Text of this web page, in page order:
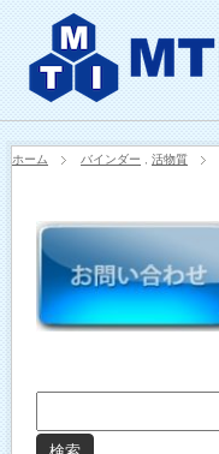
ホーム バインダー 活物質